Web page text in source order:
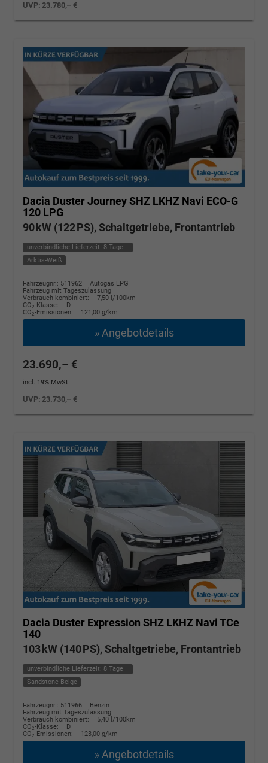
UVP:23.780,– €
Dacia DusterJourney SHZ LKHZ Navi ECO-G
120 LPG
90 kW (122 PS), Schaltgetriebe, Frontantrieb
unverbindliche Lieferzeit: 8 Tage
Arktis-Weiß
Fahrzeugnr.: 511962
Autogas LPG
Fahrzeug mit Tageszulassung
Verbrauch kombiniert:
7,50 l/100km
CO2-Klasse:
D
CO2-Emissionen: 121,00 g/km
» Angebotdetails
23.690,– €
incl. 19% MwSt.
UVP:23.730,– €
Dacia Duster Expression SHZ LKHZ Navi TCe
140
103 kW (140 PS), Schaltgetriebe, Frontantrieb
unverbindliche Lieferzeit: 8 Tage
Sandstone-Beige
Fahrzeugnr.: 511966
Benzin
Fahrzeug mit Tageszulassung
Verbrauch kombiniert:
5,40 l/100km
CO2-Klasse:
D
CO2-Emissionen: 123,00 g/km
» Angebotdetails